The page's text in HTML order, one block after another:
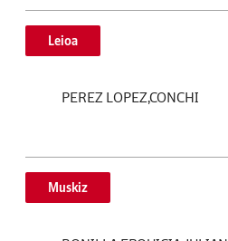
Leioa
PEREZ LOPEZ,CONCHI
Muskiz